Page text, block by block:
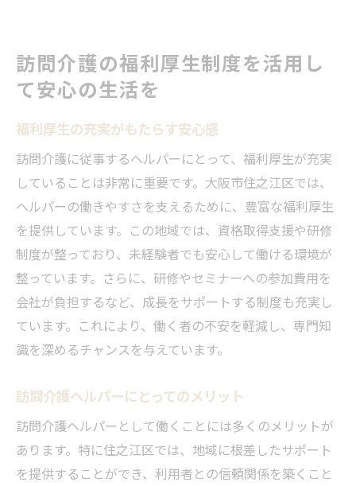
訪問介護の福利厚生制度を活用し
て安心の生活を
福利厚生の充実がもたらす安心感
訪問介護に従事するヘルパーにとって、福利厚生が充実
していることは非常に重要です。大阪市住之江区では、
ヘルパーの働きやすさを支えるために、豊富な福利厚生
を提供しています。この地域では、資格取得支援や研修
制度が整っており、未経験者でも安心して働ける環境が
整っています。さらに、研修やセミナーへの参加費用を
会社が負担するなど、成長をサポートする制度も充実し
ています。これにより、働く者の不安を軽減し、専門知
識を深めるチャンスを与えています。
訪問介護ヘルパーにとってのメリット
訪問介護ヘルパーとして働くことには多くのメリットが
あります。特に住之江区では、地域に根差したサポート
を提供することができ、利用者との信頼関係を築くこと